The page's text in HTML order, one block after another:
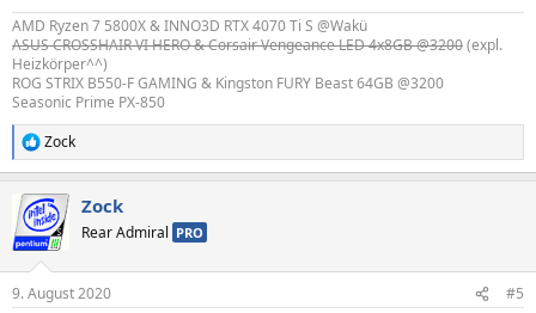
AMD Ryzen 7 5800X & INNO3D RTX 4070 Ti S @Wakü
ASUS CROSSHAIR VI HERO & Corsair Vengeance LED 4x8GB @3200(expl.
Heizkörper^^)
ROG STRIX B550-F GAMING & Kingston FURY Beast 64GB @3200
Seasonic Prime PX-850
R
e
k
t
i
e
Zock
Zock
Rear Admiral PRO
9. August 2020 #5